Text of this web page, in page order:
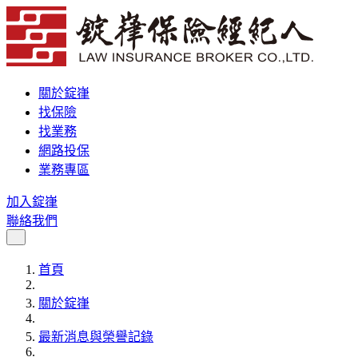
關於錠嵂
找保險
找業務
網路投保
業務專區
加入錠嵂
聯絡我們
首頁
關於錠嵂
最新消息與榮譽記錄